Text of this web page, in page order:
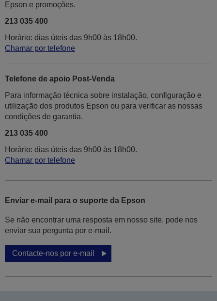
Epson e promoções.
213 035 400
Horário: dias úteis das 9h00 às 18h00.
Chamar por telefone
Telefone de apoio Post-Venda
Para informação técnica sobre instalação, configuração e
utilização dos produtos Epson ou para verificar as nossas
condições de garantia.
213 035 400
Horário: dias úteis das 9h00 às 18h00.
Chamar por telefone
Enviar e-mail para o suporte da Epson
Se não encontrar uma resposta em nosso site, pode nos
enviar sua pergunta por e-mail.
Contacte-nos por e-mail